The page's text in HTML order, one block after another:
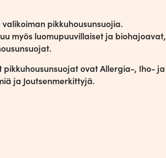
pikkuhousunsuojia.
myös luomupuuvillaiset ja biohajoavat,
pikkuhousunsuojat ovat Allergia-, Iho- ja
ja Joutsenmerkittyjä.